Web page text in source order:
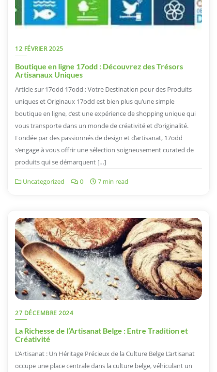
12 FÉVRIER 2025
Boutique en ligne 17odd : Découvrez des Trésors
Artisanaux Uniques
Article sur 17odd 17odd : Votre Destination pour des Produits
uniques et Originaux 17odd est bien plus qu’une simple
boutique en ligne, c’est une expérience de shopping unique qui
vous transporte dans un monde de créativité et d’originalité.
Fondée par des passionnés de design et d’artisanat, 17odd
s’engage à vous offrir une sélection soigneusement curated de
produits qui se démarquent […]
Uncategorized 0 7 min read
27 DÉCEMBRE 2024
La Richesse de l’Artisanat Belge : Entre Tradition et
Créativité
L’Artisanat : Un Héritage Précieux de la Culture Belge L’artisanat
occupe une place centrale dans la culture belge, véhiculant un